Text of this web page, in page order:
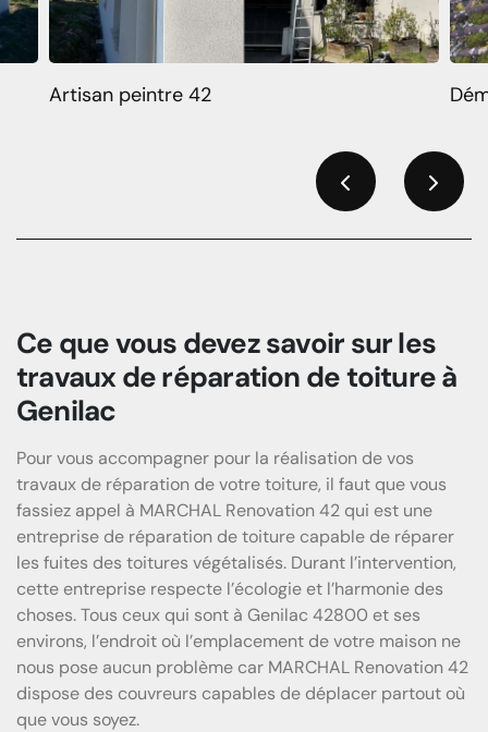
Artisan peintre 42
Ce que vous devez savoir sur les
travaux de réparation de toiture à
Genilac
Pour vous accompagner pour la réalisation de vos
travaux de réparation de votre toiture, il faut que vous
fassiez appel à MARCHAL Renovation 42 qui est une
entreprise de réparation de toiture capable de réparer
les fuites des toitures végétalisés. Durant l’intervention,
cette entreprise respecte l’écologie et l’harmonie des
choses. Tous ceux qui sont à Genilac 42800 et ses
environs, l’endroit où l’emplacement de votre maison ne
nous pose aucun problème car MARCHAL Renovation 42
dispose des couvreurs capables de déplacer partout où
que vous soyez.